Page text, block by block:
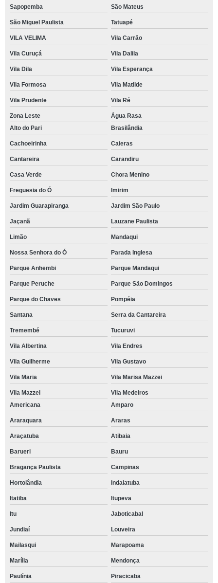
Sapopemba São Mateus
São Miguel Paulista Tatuapé
VILA VELIMA Vila Carrão
Vila Curuçá Vila Dalila
Vila Dila Vila Esperança
Vila Formosa Vila Matilde
Vila Prudente Vila Ré
Zona Leste
Água Rasa
Alto do Pari
Brasilândia
Cachoeirinha Caieras
Cantareira Carandiru
Casa Verde Chora Menino
Freguesia do Ó Imirim
Jardim Guarapiranga Jardim São Paulo
Jaçanã Lauzane Paulista
Limão Mandaqui
Nossa Senhora do Ó Parada Inglesa
Parque Anhembi Parque Mandaqui
Parque Peruche Parque São Domingos
Parque do Chaves Pompéia
Santana Serra da Cantareira
Tremembé Tucuruvi
Vila Albertina Vila Endres
Vila Guilherme Vila Gustavo
Vila Maria Vila Marisa Mazzei
Vila Mazzei
Vila Medeiros
Americana
Amparo
Araraquara Araras
Araçatuba Atibaia
Barueri Bauru
Bragança Paulista Campinas
Hortolândia Indaiatuba
Itatiba Itupeva
Itu Jaboticabal
Jundiaí Louveira
Mailasqui Marapoama
Marília Mendonça
Paulínia Piracicaba